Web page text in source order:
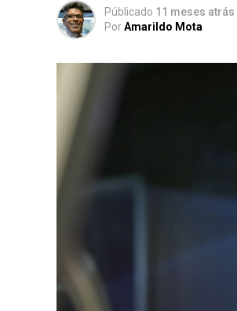
Públicado 11 meses atrás
PorAmarildo Mota